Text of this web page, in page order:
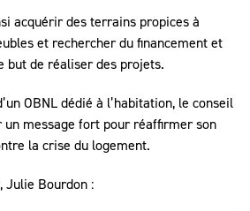
acquérir des terrains propices à
et rechercher du financement et
but de réaliser des projets.
OBNL dédié à l’habitation, le conseil
message fort pour réaffirmer son
la crise du logement.
Julie Bourdon :